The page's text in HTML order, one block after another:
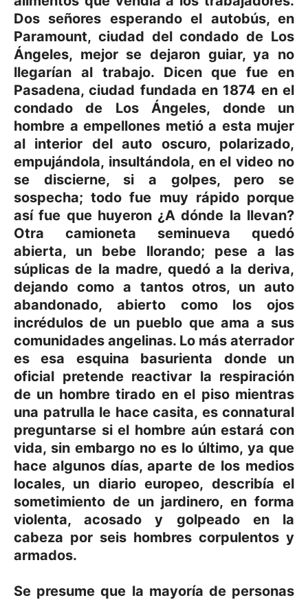
Dos señores esperando el autobús, en
Paramount, ciudad del condado de Los
Ángeles, mejor se dejaron guiar, ya no
llegarían al trabajo. Dicen que fue en
Pasadena, ciudad fundada en 1874 en el
condado de Los Ángeles, donde un
hombre a empellones metió a esta mujer
al interior del auto oscuro, polarizado,
empujándola, insultándola, en el video no
se discierne, si a golpes, pero se
sospecha; todo fue muy rápido porque
así fue que huyeron ¿A dónde la llevan?
Otra camioneta seminueva quedó
abierta, un bebe llorando; pese a las
súplicas de la madre, quedó a la deriva,
dejando como a tantos otros, un auto
abandonado, abierto como los ojos
incrédulos de un pueblo que ama a sus
comunidades angelinas. Lo más aterrador
es esa esquina basurienta donde un
oficial pretende reactivar la respiración
de un hombre tirado en el piso mientras
una patrulla le hace casita, es connatural
preguntarse si el hombre aún estará con
vida, sin embargo no es lo último, ya que
hace algunos días, aparte de los medios
locales, un diario europeo, describía el
sometimiento de un jardinero, en forma
violenta, acosado y golpeado en la
cabeza por seis hombres corpulentos y
armados.
Se presume que la mayoría de personas